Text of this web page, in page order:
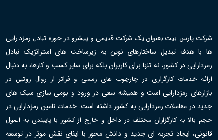
شرکت پارس بیت بعنوان یک شرکت قدیمی و پیشرو در حوزه تبادل رمزدارایی
ها با هدف تبدیل ساختارهای نوین به زیرساخت های استراتژیک تبادل
رمزدارایی در کشور، نه تنها برای کاربران بلکه برای سایر کسب و کارها، به دنبال
ارائه خدمات کارگزاری در چارچوب های رسمی و فراتر از روال روتین در
بازارهای رمزدارایی است و همیشه سعی در ورود و بومی سازی سبک های
جدید در معاملات رمزدارایی به کشور داشته است. خدمات تامین رمزدارایی در
حجم بالا به کارگزاران مختلف در داخل و خارج از کشور با پایبندی به اصول
قانونی، ایجاد تجربه ای جدید و دانش محور با ایفای نقش موثر در توسعه